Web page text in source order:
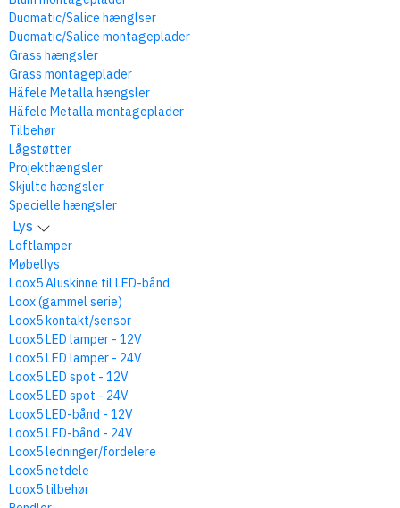
Duomatic/Salice hænglser
Duomatic/Salice montageplader
Grass hængsler
Grass montageplader
Häfele Metalla hængsler
Häfele Metalla montageplader
Tilbehør
Lågstøtter
Projekthængsler
Skjulte hængsler
Specielle hængsler
Lys
Loftlamper
Møbellys
Loox5 Aluskinne til LED-bånd
Loox (gammel serie)
Loox5 kontakt/sensor
Loox5 LED lamper - 12V
Loox5 LED lamper - 24V
Loox5 LED spot - 12V
Loox5 LED spot - 24V
Loox5 LED-bånd - 12V
Loox5 LED-bånd - 24V
Loox5 ledninger/fordelere
Loox5 netdele
Loox5 tilbehør